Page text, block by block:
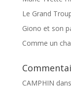
Le Grand
Giono et son
Comme un
CAMPHIN dans